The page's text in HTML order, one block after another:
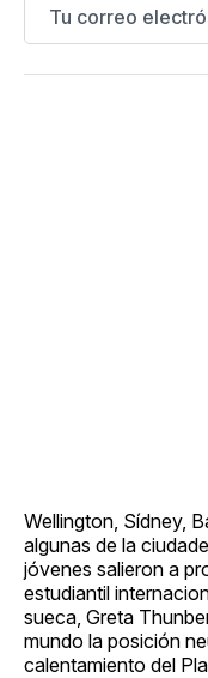
Wellington, Sídney,
algunas de la
jóvenes salieron a
estudiantil
sueca, Greta
mundo la posición
calentamiento del